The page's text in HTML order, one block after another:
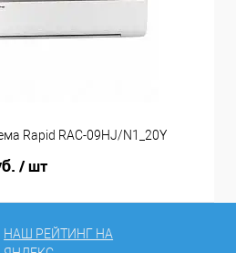
Rapid RAC-09HJ/N1_20Y
/ шт
НАШ РЕЙТИНГ НА